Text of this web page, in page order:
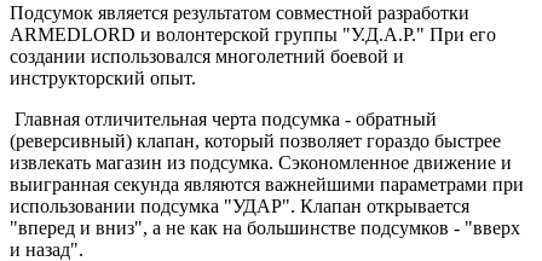
Подсумок является результатом совместной разработки
ARMEDLORD и волонтерской группы "У.Д.А.Р." При его
создании использовался многолетний боевой и
инструкторский опыт.
Главная отличительная черта подсумка - обратный
(реверсивный) клапан, который позволяет гораздо быстрее
извлекать магазин из подсумка. Сэкономленное движение и
выигранная секунда являются важнейшими параметрами при
использовании подсумка "УДАР". Клапан открывается
"вперед и вниз", а не как на большинстве подсумков - "вверх
и назад".